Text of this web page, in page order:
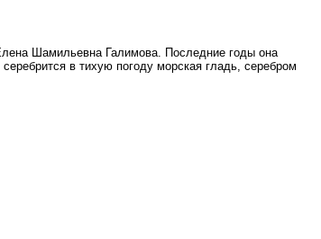
Шамильевна Галимова. Последние годы она
в тихую погоду морская гладь, серебром